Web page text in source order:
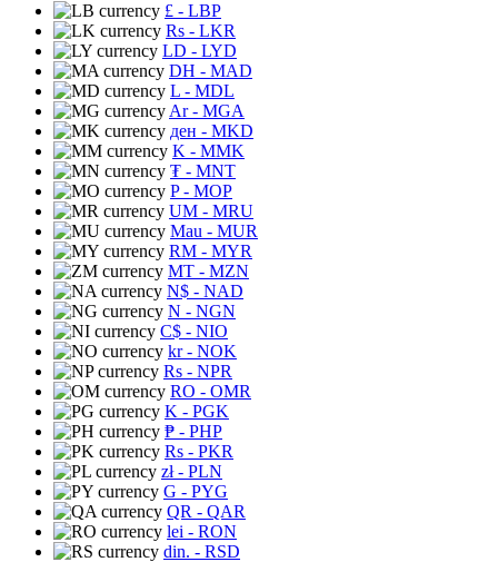
£ - LBP
Rs - LKR
LD - LYD
DH - MAD
L - MDL
Ar- MGA
ден - MKD
K - MMK
₮ - MNT
P- MOP
UM - MRU
Mau - MUR
RM - MYR
MT - MZN
N$ - NAD
N - NGN
C$ - NIO
kr- NOK
Rs - NPR
RO - OMR
K - PGK
₱ - PHP
Rs - PKR
zł- PLN
G - PYG
QR - QAR
lei - RON
din. - RSD